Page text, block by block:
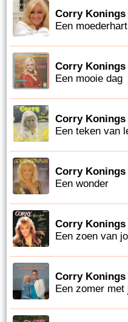
Corry Konings
Een moederhart
Corry Konings
Een mooie dag
Corry Konings
Een teken van
Corry Konings
Een wonder
Corry Konings
Een zoen van
Corry Konings
Een zomer met